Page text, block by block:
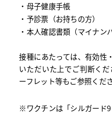
・母子健康手帳
・予診票（お持ちの方）
・本人確認書類（マイナ
接種にあたっては、有効性
いただいた上でご判断く
ーフレット等もご参照くださ
※ワクチンは「シルガード9